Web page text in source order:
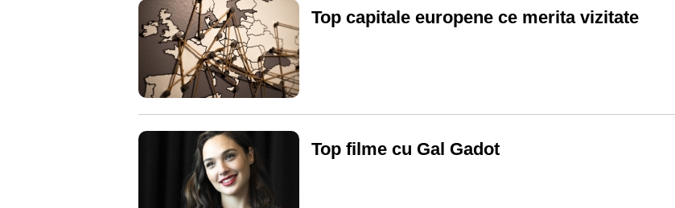
Top capitale europene ce merita vizitate
Top filme cu Gal Gadot